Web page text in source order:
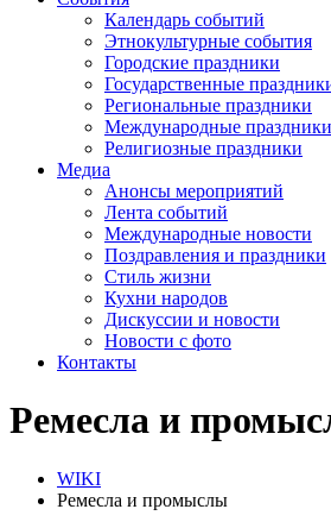
Календарь событий
Этнокультурные события
Городские праздники
Государственные
Региональные праздники
Международные праздники
Религиозные праздники
Медиа
Анонсы мероприятий
Лента событий
Международные новости
Поздравления и праздники
Cтиль жизни
Кухни народов
Дискуссии и новости
Новости с фото
Контакты
Ремесла и
WIKI
Ремесла и промыслы